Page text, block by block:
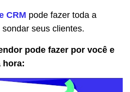
CRM pode fazer toda a
seus clientes.
pode fazer por você e
hora: